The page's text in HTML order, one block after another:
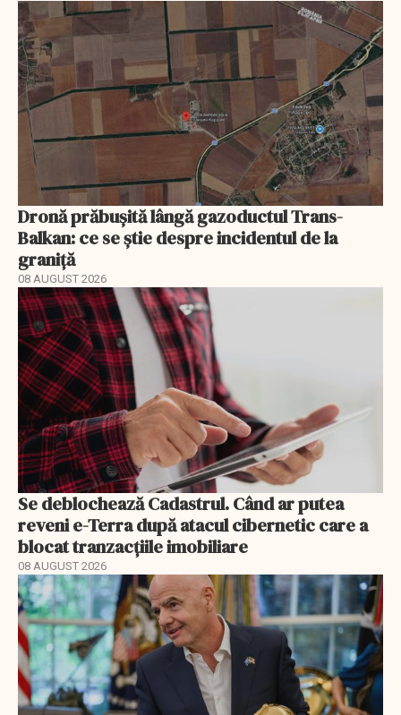
Dronă prăbușită lângă gazoductul Trans-
Balkan: ce se știe despre incidentul de la
graniță
08 AUGUST 2026
Se deblochează Cadastrul. Când ar putea
reveni e-Terra după atacul cibernetic care a
blocat tranzacțiile imobiliare
08 AUGUST 2026